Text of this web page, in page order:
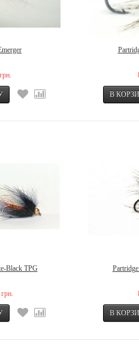
Black TPG